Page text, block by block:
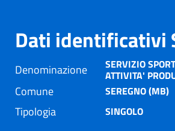
Dati identificativi
Denominazione SERVIZIO
ATTIVITA'
Comune SEREGNO (MB)
Tipologia SINGOLO